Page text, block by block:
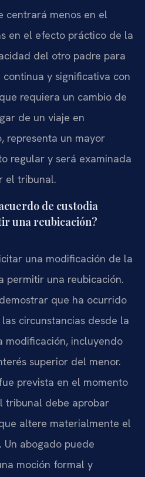
centrará menos en el
en el efecto práctico de la
del otro padre para
y significativa con
requiera un cambio de
de un viaje en
representa un mayor
regular y será examinada
el tribunal.
de custodia
una reubicación?
una modificación de la
permitir una reubicación.
que ha ocurrido
circunstancias desde la
modificación, incluyendo
superior del menor.
prevista en el momento
tribunal debe aprobar
altere materialmente el
abogado puede
moción formal y